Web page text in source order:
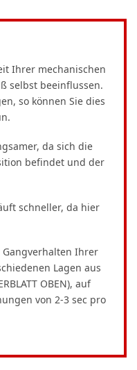
Ihrer mechanischen
selbst beeinflussen.
so können Sie dies
da sich die
befindet und der
schneller, da hier
Gangverhalten Ihrer
Lagen aus
OBEN), auf
von 2-3 sec pro